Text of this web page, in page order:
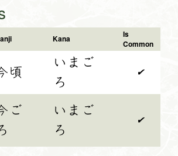
Kana
Is
Common
頃
いまご
ろ
✔
ご
いまご
ろ
✔